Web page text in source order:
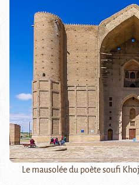
Le mausolée du poète soufi